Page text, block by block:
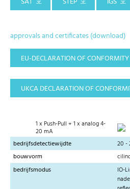
approvals and certificates (download)
EU-DECLARATION OF CONFORMITY
UKCA DECLARATION OF
1 x Push-Pull + 1 x analog 4-
20 mA
bedrijfsdetectiewijdte
20 -
bouwvorm
bedrijfsmodus
IO-